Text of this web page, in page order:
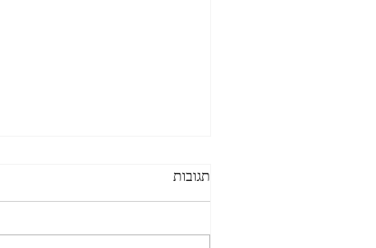
תגובות